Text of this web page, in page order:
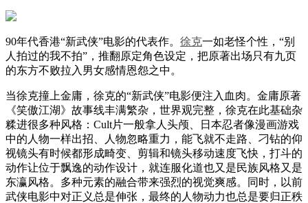
90年代香港“新武侠”电影的代表作。 徐克一如老怪个性，“别
人拍过的我不拍”，推翻原定角色设定，把原著出场只有九页
的东方不败拉入男女感情恩怨之中。
当徐克撞上金庸，徐克的“新武侠”电影便注入血肉。金庸原著
《笑傲江湖》故事线丰满繁杂，世界观完整，徐克在此基础杂
糅进很多种风格：Cult片一般拿人头颅、日本忍者像漫画游戏
中的人物一样出招、人物忽略重力，能飞就不走路、刁钻的仰
视镜头有时候都形成畸变、剪辑和镜头移动速度飞快，打斗的
动作让位于飘逸的动作设计，就连服化道也又是民族风格又是
东瀛风格。多种元素的融合带来强烈的视觉爽感。同时，以前
武侠电影中对正义总是伸张，最终的人物动力也总是要归正秩